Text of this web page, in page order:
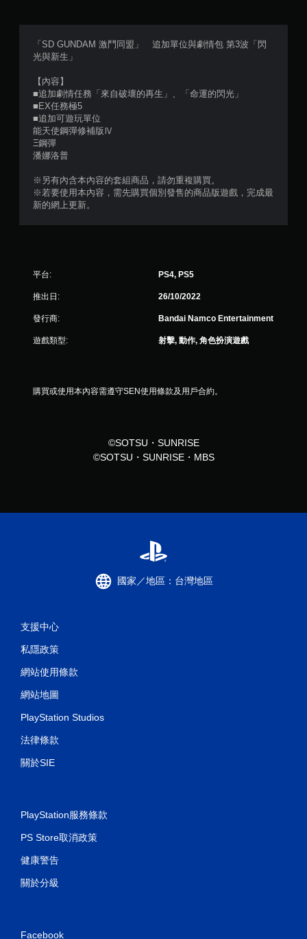
分
共
6
「SD GUNDAM 激鬥同盟」 追加單位與劇情包 第3波「閃
光與新生」
【內容】
■追加劇情任務「來自破壞的再生」、「命運的閃光」
■EX任務極5
■追加可遊玩單位
能天使鋼彈修補版Ⅳ
Ξ鋼彈
潘娜洛普
※另有內含本內容的套組商品，請勿重複購買。
※若要使用本內容，需先購買個別發售的商品版遊戲，完成最
新的網上更新。
平台: PS4, PS5
推出日: 26/10/2022
發行商: Bandai Namco Entertainment
遊戲類型: 射擊, 動作, 角色扮演遊戲
購買或使用本內容需遵守SEN使用條款及用戶合約。
©SOTSU・SUNRISE
©SOTSU・SUNRISE・MBS
國家／地區：台灣地區
支援中心
私隱政策
網站使用條款
網站地圖
PlayStation Studios
法律條款
關於SIE
PlayStation服務條款
PS Store取消政策
健康警告
關於分級
Facebook